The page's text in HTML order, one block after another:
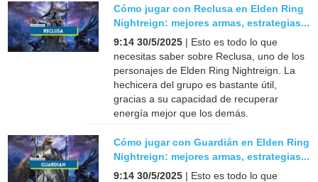
Cómo jugar con Reclusa en Elden Ring
Nightreign: mejores armas, estrategias...
9:14 30/5/2025 | Esto es todo lo que
necesitas saber sobre Reclusa, uno de los
personajes de Elden Ring Nightreign. La
hechicera del grupo es bastante útil,
gracias a su capacidad de recuperar
energía mejor que los demás.
Cómo jugar con Guardián en Elden Ring
Nightreign: mejores armas, estrategias...
9:14 30/5/2025 | Esto es todo lo que